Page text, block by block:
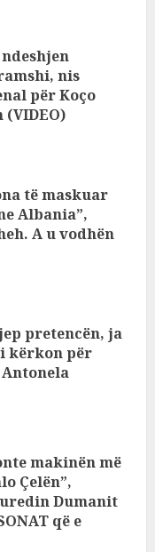
nis
për Koço
të maskuar
Albania”,
A u vodhën
pretencën, ja
kërkon për
makinën më
Çelën”,
Dumanit
që e